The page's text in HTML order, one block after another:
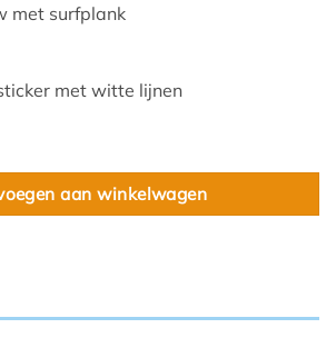
met surfplank
met witte lijnen
aan winkelwagen